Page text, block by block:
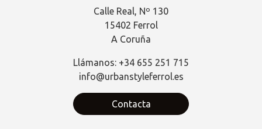
Calle Real, Nº 130
15402 Ferrol
A Coruña
Llámanos: +34 655 251 715
info@urbanstyleferrol.es
Contacta